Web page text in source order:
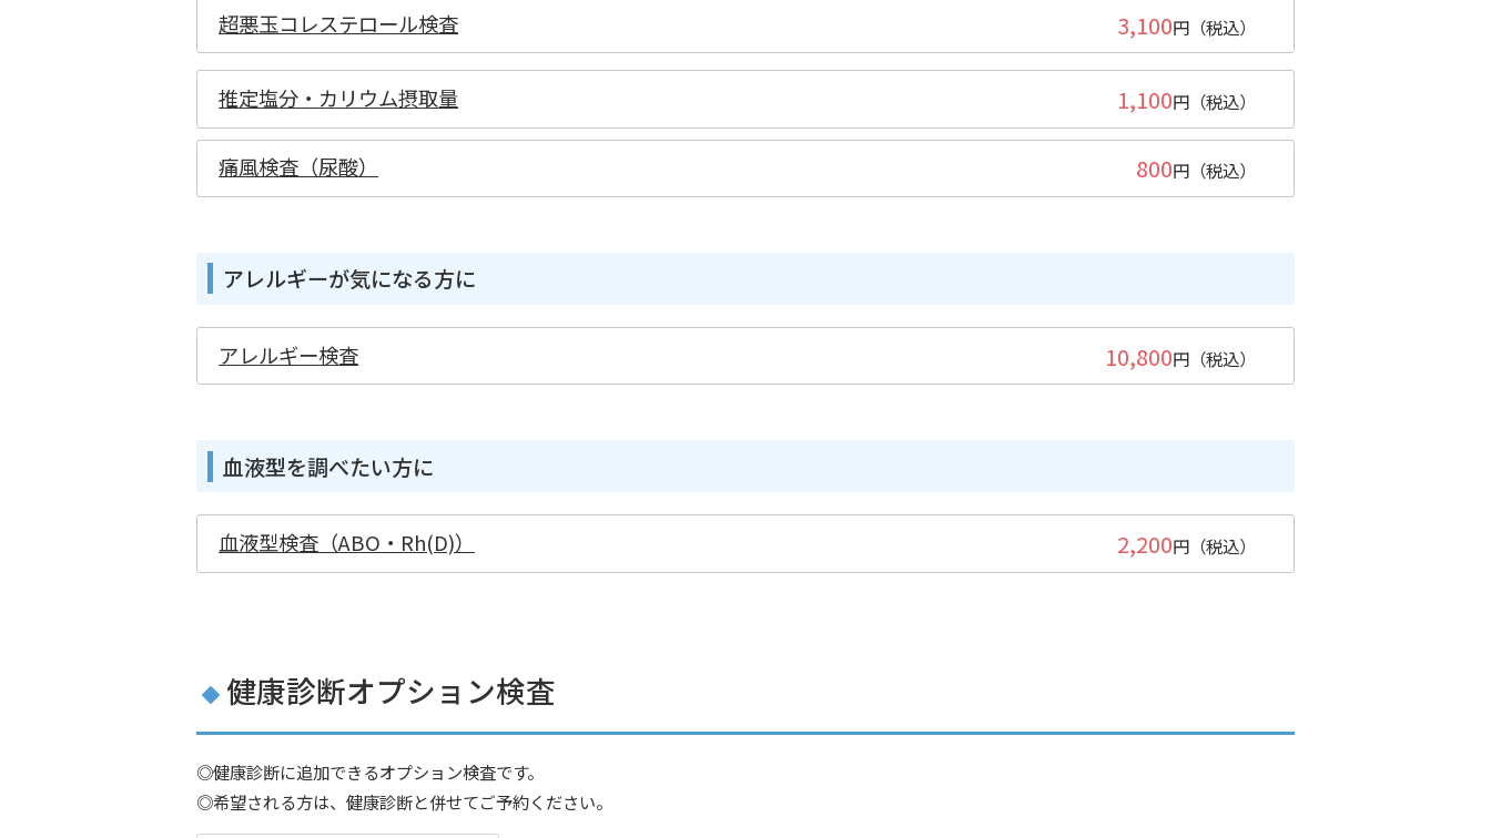
超悪玉コレステロール検査 3,100円（税込）
推定塩分・カリウム摂取量 1,100円（税込）
痛風検査（尿酸） 800円（税込）
アレルギーが気になる方に
アレルギー検査 10,800円（税込）
血液型を調べたい方に
血液型検査（ABO・Rh(D)） 2,200円（税込）
健康診断オプション検査
◎健康診断に追加できるオプション検査です。
◎希望される方は、健康診断と併せてご予約ください。